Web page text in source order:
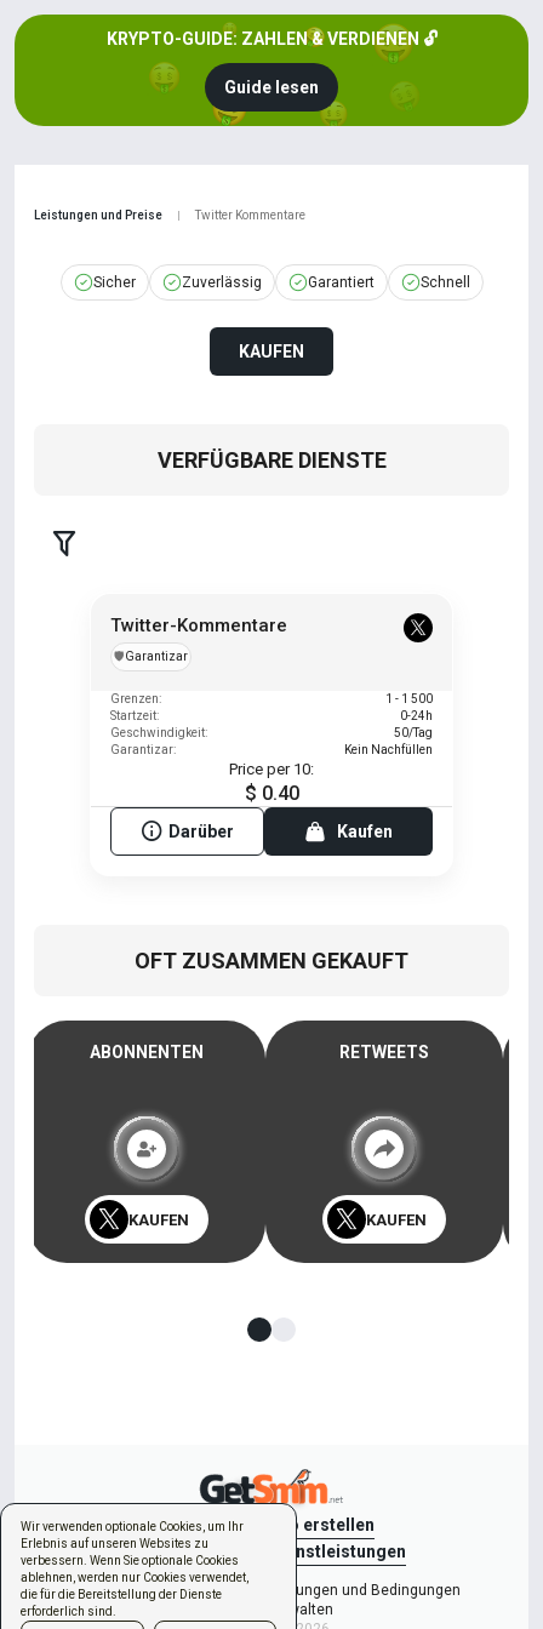
Wir verwenden optionale Cookies, um Ihr
Erlebnis auf unseren Websites zu
verbessern. Wenn Sie optionale Cookies
ablehnen, werden nur Cookies verwendet,
die für die Bereitstellung der Dienste
erforderlich sind.
KRYPTO-GUIDE: ZAHLEN & VERDIENEN 🔓
Guide lesen
Leistungen und Preise Twitter Kommentare
Sicher Zuverlässig Garantiert Schnell
KAUFEN
VERFÜGBARE DIENSTE
Twitter-Kommentare
️🛡️Garantizar
Grenzen:
1 - 1 500
Startzeit:
0-24h
Geschwindigkeit:
50/Tag
Garantizar:
Kein Nachfüllen
Price per 10:
$ 0.40
Darüber Kaufen
OFT ZUSAMMEN GEKAUFT
ABONNENTEN
KAUFEN
RETWEETS
KAUFEN
Anmelden
Konto erstellen
Neue Bestellung
Dienstleistungen
Datenschutzerklärung
Bestimmungen und Bedingungen
Cookies verwalten